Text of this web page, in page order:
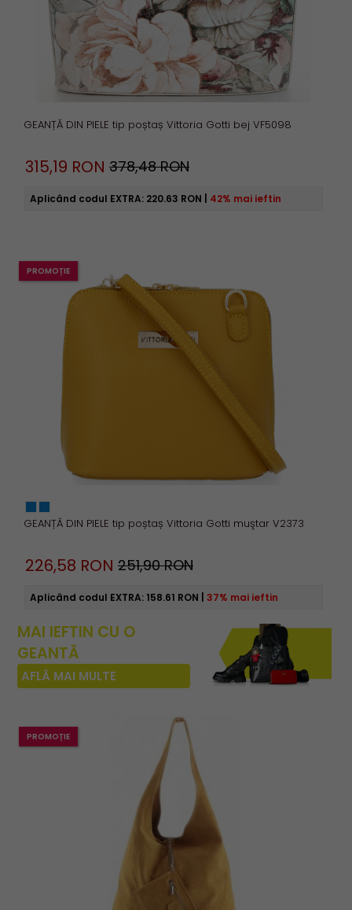
GEANȚĂ DIN PIELE tip poștaș Vittoria Gotti bej VF5098
315,19 RON 378,48 RON
Aplicând codul EXTRA: 220.63 RON 42% mai ieftin
GEANȚĂ DIN PIELE tip poștaș Vittoria Gotti muştar V2373
PROMOȚIE
226,58 RON 251,90 RON
Aplicând codul EXTRA: 158.61 RON 37% mai ieftin
MAI IEFTIN CU O
GEANTĂ
AFLĂ MAI MULTE
PROMOȚIE